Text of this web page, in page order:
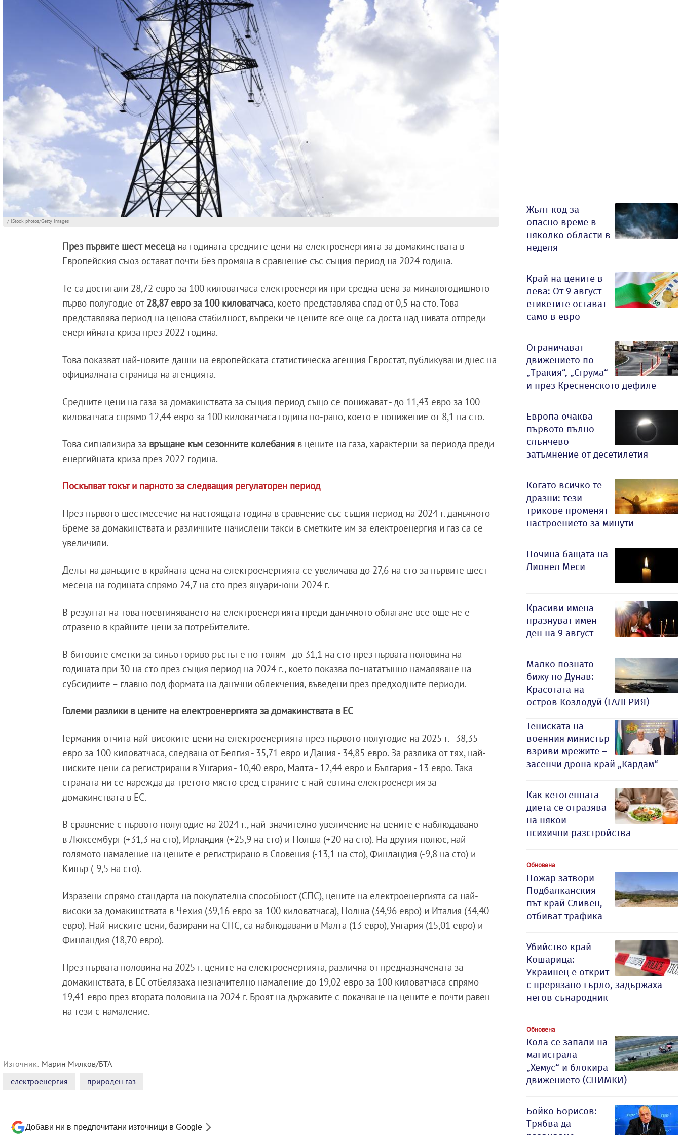
/ iStock photos/Getty images
През първите шест месеца на годината средните цени на електроенергията за домакинствата в
Европейския съюз остават почти без промяна в сравнение със същия период на 2024 година.
Те са достигали 28,72 евро за 100 киловатчаса електроенергия при средна цена за миналогодишното
първо полугодие от 28,87 евро за 100 киловатчаса, което представлява спад от 0,5 на сто. Това
представлява период на ценова стабилност, въпреки че цените все още са доста над нивата отпреди
енергийната криза през 2022 година.
Това показват най-новите данни на европейската статистическа агенция Евростат, публикувани днес на
официалната страница на агенцията.
Средните цени на газа за домакинствата за същия период също се понижават - до 11,43 евро за 100
киловатчаса спрямо 12,44 евро за 100 киловатчаса година по-рано, което е понижение от 8,1 на сто.
Това сигнализира за връщане към сезонните колебания в цените на газа, характерни за периода преди
енергийната криза през 2022 година.
Поскъпват токът и парното за следващия регулаторен период
През първото шестмесечие на настоящата година в сравнение със същия период на 2024 г. данъчното
бреме за домакинствата и различните начислени такси в сметките им за електроенергия и газ са се
увеличили.
Делът на данъците в крайната цена на електроенергията се увеличава до 27,6 на сто за първите шест
месеца на годината спрямо 24,7 на сто през януари-юни 2024 г.
В резултат на това поевтиняването на електроенергията преди данъчното облагане все още не е
отразено в крайните цени за потребителите.
В битовите сметки за синьо гориво ръстът е по-голям - до 31,1 на сто през първата половина на
годината при 30 на сто през същия период на 2024 г., което показва по-нататъшно намаляване на
субсидиите – главно под формата на данъчни облекчения, въведени през предходните периоди.
Големи разлики в цените на електроенергията за домакинствата в ЕС
Германия отчита най-високите цени на електроенергията през първото полугодие на 2025 г. - 38,35
евро за 100 киловатчаса, следвана от Белгия - 35,71 евро и Дания - 34,85 евро. За разлика от тях, най-
ниските цени са регистрирани в Унгария - 10,40 евро, Малта - 12,44 евро и България - 13 евро. Така
страната ни се нарежда да третото място сред страните с най-евтина електроенергия за
домакинствата в ЕС.
В сравнение с първото полугодие на 2024 г., най-значително увеличение на цените е наблюдавано
в Люксембург (+31,3 на сто), Ирландия (+25,9 на сто) и Полша (+20 на сто). На другия полюс, най-
голямото намаление на цените е регистрирано в Словения (-13,1 на сто), Финландия (-9,8 на сто) и
Кипър (-9,5 на сто).
Изразени спрямо стандарта на покупателна способност (СПС), цените на електроенергията са най-
високи за домакинствата в Чехия (39,16 евро за 100 киловатчаса), Полша (34,96 евро) и Италия (34,40
евро). Най-ниските цени, базирани на СПС, са наблюдавани в Малта (13 евро), Унгария (15,01 евро) и
Финландия (18,70 евро).
През първата половина на 2025 г. цените на електроенергията, различна от предназначената за
домакинствата, в ЕС отбелязаха незначително намаление до 19,02 евро за 100 киловатчаса спрямо
19,41 евро през втората половина на 2024 г. Броят на държавите с покачване на цените е почти равен
на тези с намаление.
Източник: Марин Милков/БТА
електроенергия
природен газ
Добави ни в предпочитани източници в Google
Жълт код за
опасно време в
няколко области в
неделя
Край на цените в
лева: От 9 август
етикетите остават
само в евро
Ограничават
движението по
„Тракия“, „Струма“
и през Кресненското дефиле
Европа очаква
първото пълно
слънчево
затъмнение от десетилетия
Когато всичко те
дразни: тези
трикове променят
настроението за минути
Почина бащата на
Лионел Меси
Красиви имена
празнуват имен
ден на 9 август
Малко познато
бижу по Дунав:
Красотата на
остров Козлодуй (ГАЛЕРИЯ)
Тениската на
военния министър
взриви мрежите –
засенчи дрона край „Кардам“
Как кетогенната
диета се отразява
на някои
психични разстройства
Обновена
Пожар затвори
Подбалканския
път край Сливен,
отбиват трафика
Убийство край
Кошарица:
Украинец е открит
с прерязано гърло, задържаха
негов сънародник
Обновена
Кола се запали на
магистрала
„Хемус“ и блокира
движението (СНИМКИ)
Бойко Борисов:
Трябва да